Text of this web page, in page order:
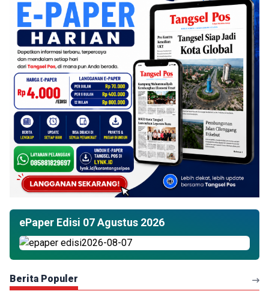
ePaper Edisi 07 Agustus 2026
Berita Populer